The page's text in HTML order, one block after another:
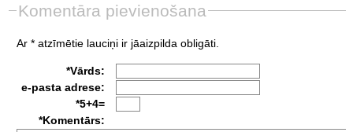
Komentāra pievienošana
Ar * atzīmētie lauciņi ir jāaizpilda obligāti.
*Vārds:
e-pasta adrese:
*5+4=
*Komentārs: